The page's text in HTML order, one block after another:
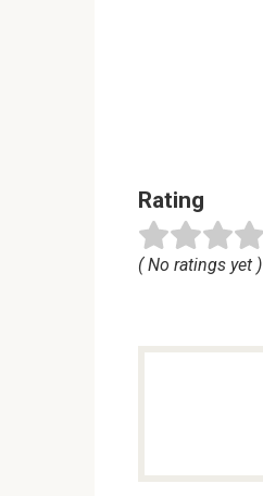
Rating
( No ratings yet )